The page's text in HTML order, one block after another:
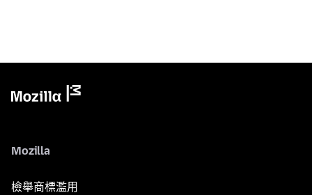
Mozilla
檢舉商標濫用